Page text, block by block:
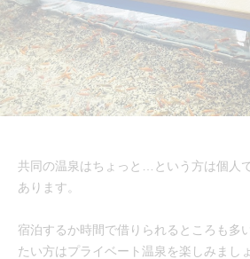
共同の温泉はちょっと…という方は個人
あります。
宿泊するか時間で借りられるところも多
たい方はプライベート温泉を楽しみましょ